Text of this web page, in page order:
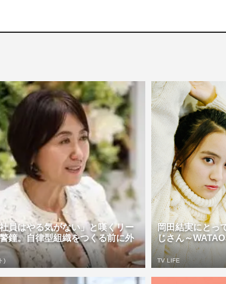
社員はやる気がない」と嘆くリー
鐘。自律型組織をつくる前に外
)
岡田結実にとっ
じさん～
TV LIFE